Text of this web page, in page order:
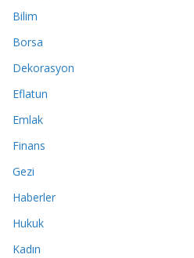
Bilim
Borsa
Dekorasyon
Eflatun
Emlak
Finans
Gezi
Haberler
Hukuk
Kadın